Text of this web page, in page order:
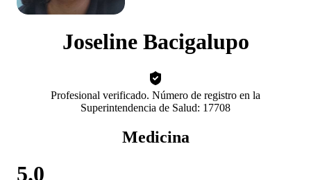
Joseline Bacigalupo
Profesional verificado. Número de registro en la
Superintendencia de Salud: 17708
Medicina
5.0